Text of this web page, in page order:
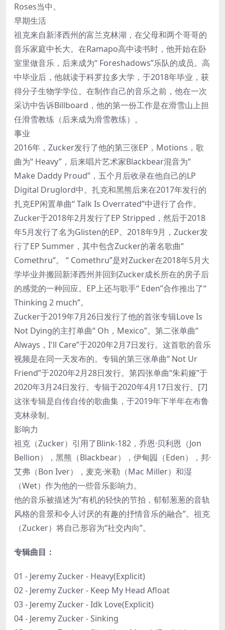
Roses当中。
早期生活
祖克来自新泽西州的富兰克林湖，在父母和两个哥哥的
音乐家庭中长大。在Ramapo高中读书时，他开始在卧
室里做音乐，后来成为“ Foreshadows”乐队的成员。高
中毕业后，他就读于科罗拉多大学，于2018年毕业，获
得分子生物学学位。在制作自己的音乐之前，他在一次
采访中告诉Billboard，他的第一份工作是在滑雪山上担
任滑雪教练（后来成为滑雪教练）。
事业
2016年，Zucker发行了他的第三张EP，Motions，歌
曲为“ Heavy”，后来唱片艺术家Blackbear混音为“
Make Daddy Proud”，五个月后收录在他自己的LP
Digital Druglord中。扎克和黑熊后来在2017年发行的
扎克EP闲置单曲“ Talk Is Overrated”中进行了合作。
Zucker于2018年2月发行了EP Stripped，然后于2018
年5月发行了名为Glisten的EP。2018年9月，Zucker发
行了EP Summer，其中包含Zucker的著名歌曲“
Comethru”。 “ Comethru”是对Zucker在2018年5月大
学毕业并搬回新泽西州并回到Zucker成长所在的房子后
的感觉的一种回应。EP上还与歌手“ Eden”合作推出了“
Thinking 2 much”。
Zucker于2019年7月26日发行了他的首张专辑Love Is
Not Dying的主打单曲“ Oh，Mexico”。第二张单曲“
Always，I'll Care”于2020年2月7日发行。这首歌的音乐
视频是在同一天发布的。专辑的第三张单曲“ Not Ur
Friend”于2020年2月28日发行。第四张单曲“朱莉娅”于
2020年3月24日发行。专辑于2020年4月17日发行。[7]
这张专辑是自传自传的歌曲集，于2019年下半年在布鲁
克林录制。
影响力
祖克（Zucker）引用了Blink-182，乔恩·贝利恩（Jon
Bellion），黑熊（Blackbear），伊甸园（Eden），邦·
艾弗（Bon Iver），麦克·米勒（Mac Miller）和湿
（Wet）作为他的一些音乐影响力。
他的音乐被描述为“有机的轻快的节拍，郁郁葱葱的音轨
风格的音景和令人讨厌的有趣的抒情音乐的融合”。祖克
（Zucker）将自己形容为“社交内向”。
专辑曲目：
01 - Jeremy Zucker - Heavy(Explicit)
02 - Jeremy Zucker - Keep My Head Afloat
03 - Jeremy Zucker - Idk Love(Explicit)
04 - Jeremy Zucker - Sinking